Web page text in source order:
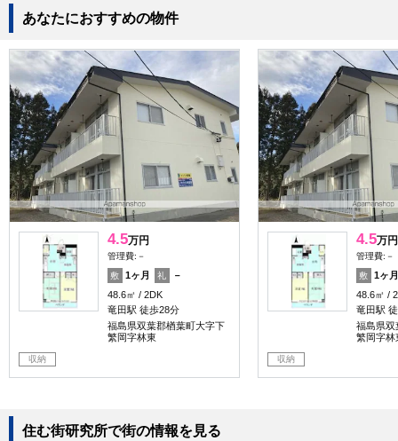
あなたにおすすめの物件
4.5万円
管理費:－
敷 1ヶ月 礼
－
48.6㎡
2DK
竜田駅 徒歩28分
福島県双葉郡楢葉町大字下
繁岡字林東
収納
4.5万円
管理費:－
敷
1ヶ月
48.6㎡
竜田駅
福島県双
繁岡字林
収納
住む街研究所で街の情報を見る